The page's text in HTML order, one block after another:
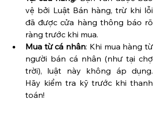
vệ bởi Luật Bán hàng, trừ khi lỗi
đã được cửa hàng thông báo rõ
ràng trước khi mua.
Mua từ cá nhân: Khi mua hàng từ
người bán cá nhân (như tại chợ
trời), luật này không áp dụng.
Hãy kiểm tra kỹ trước khi thanh
toán!